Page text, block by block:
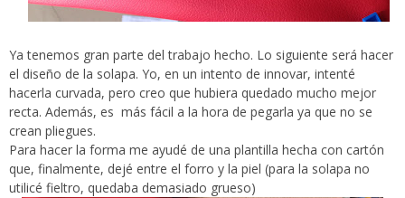
Ya tenemos gran parte del trabajo hecho. Lo siguiente será hacer
el diseño de la solapa. Yo, en un intento de innovar, intenté
hacerla curvada, pero creo que hubiera quedado mucho mejor
recta. Además, es más fácil a la hora de pegarla ya que no se
crean pliegues.
Para hacer la forma me ayudé de una plantilla hecha con cartón
que, finalmente, dejé entre el forro y la piel (para la solapa no
utilicé fieltro, quedaba demasiado grueso)